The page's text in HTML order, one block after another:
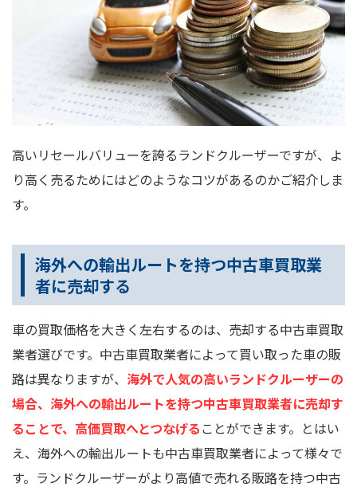
高いリセールバリューを誇るランドクルーザーですが、よ
り高く売るためにはどのようなコツがあるのかご紹介しま
す。
海外への輸出ルートを持つ中古車買取業
者に売却する
車の買取価格を大きく左右するのは、売却する中古車買取
業者選びです。中古車買取業者によって買い取った車の販
路は異なりますが、 海外で人気の高いランドクルーザーの
場合、海外への輸出ルートを持つ中古車買取業者に売却す
ることで、高価買取へとつなげる ことができます。とはい
え、海外への輸出ルートも中古車買取業者によって様々で
す。ランドクルーザーがより高値で売れる販路を持つ中古